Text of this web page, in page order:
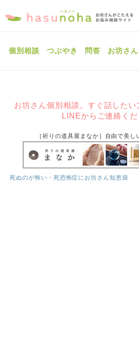
個別相談 つぶやき 問答 お坊さん
お坊さん個別相談。すぐ話した
LINEからご連絡くだ
［祈りの道具屋まなか］自由で美し
死ぬのが怖い・死恐怖症にお坊さん知恵袋